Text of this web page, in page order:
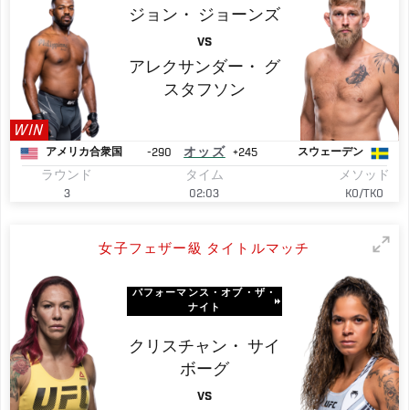
WIN
ジョン・ ジョーンズ
VS
アレクサンダー・
グ
スタフソン
アメリカ合衆国 -290 オッズ +245 スウェーデン
ラウンド
3
タイム
02:03
メソッド
KO/TKO
女子フェザー級 タイトルマッチ
パフォーマンス・オブ・ザ・
ナイト
クリスチャン・
サイ
ボーグ
VS